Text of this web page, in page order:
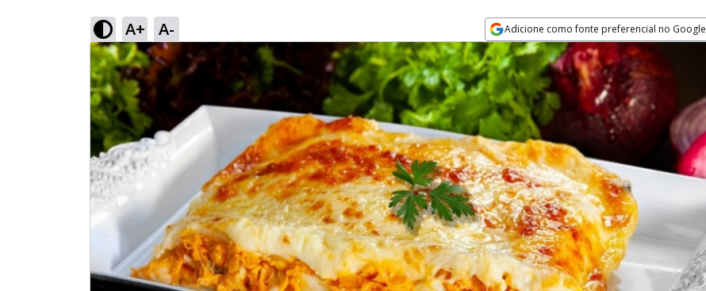
A+ A- Adicione como fonte preferencial no Google
Opens in new window